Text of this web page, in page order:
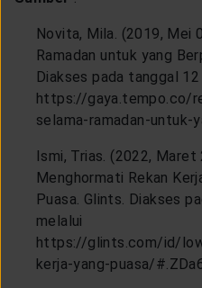
Novita, Mila. (2019, Mei
Ramadan untuk yang
Diakses pada tanggal
https://gaya.tempo.co/
selama-ramadan-untuk-
Ismi, Trias. (2022, Maret
Menghormati Rekan
Puasa. Glints. Diakses
melalui
https://glints.com/id/
kerja-yang-puasa/